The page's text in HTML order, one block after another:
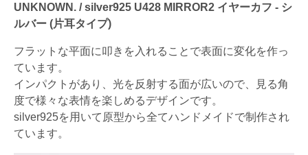
UNKNOWN. / silver925 U428 MIRROR2 イヤーカフ - シ
ルバー (片耳タイプ)
フラットな平面に叩きを入れることで表面に変化を作っ
ています。
インパクトがあり、光を反射する面が広いので、見る角
度で様々な表情を楽しめるデザインです。
silver925を用いて原型から全てハンドメイドで制作され
ています。